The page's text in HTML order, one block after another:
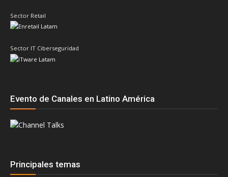
Sector Retail
Sector IT Ciberseguridad
Evento de Canales en Latino América
Principales temas